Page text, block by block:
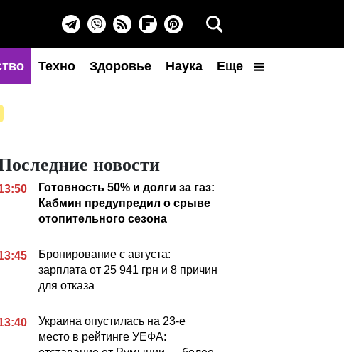
Техно Здоровье Наука Еще
новости
Готовность 50% и долги за газ:
Кабмин предупредил о срыве
отопительного сезона
Бронирование с августа:
зарплата от 25 941 грн и 8 причин
для отказа
Украина опустилась на 23-е
место в рейтинге УЕФА: